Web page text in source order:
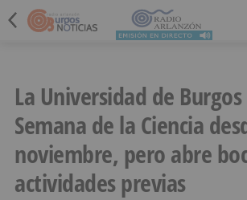
La Universidad de
Semana de la Ciencia
noviembre, pero abre
actividades previas